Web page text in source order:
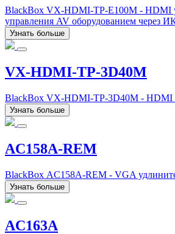
BlackBox VX-HDMI-TP-E100M - HDMI
управления AV оборудованием через
Узнать больше
VX-HDMI-TP-3D40M
BlackBox VX-HDMI-TP-3D40M - HDMI
Узнать больше
AC158A-REM
BlackBox AC158A-REM - VGA
Узнать больше
AC163A